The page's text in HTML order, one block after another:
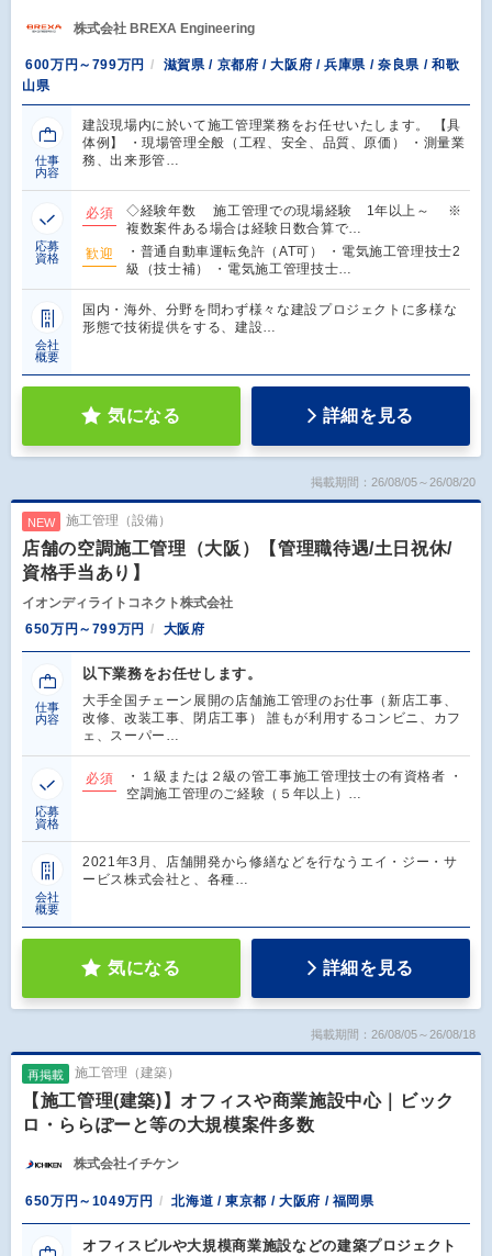
株式会社 BREXA Engineering
600万円～799万円
滋賀県 / 京都府 / 大阪府 / 兵庫県 / 奈良県 / 和歌
山県
仕事
内容
建設現場内に於いて施工管理業務をお任せいたします。 【具
体例】 ・現場管理全般（工程、安全、品質、原価） ・測量業
務、出来形管…
応募
資格
必須
◇経験年数 施工管理での現場経験 1年以上～ ※
複数案件ある場合は経験日数合算で…
歓迎
・普通自動車運転免許（AT可） ・電気施工管理技士2
級（技士補） ・電気施工管理技士…
会社
概要
国内・海外、分野を問わず様々な建設プロジェクトに多様な
形態で技術提供をする、建設…
気になる 詳細を見る
掲載期間：26/08/05～26/08/20
NEW 施工管理（設備）
店舗の空調施工管理（大阪）【管理職待遇/土日祝休/
資格手当あり】
イオンディライトコネクト株式会社
650万円～799万円
大阪府
仕事
内容
以下業務をお任せします。
大手全国チェーン展開の店舗施工管理のお仕事（新店工事、
改修、改装工事、閉店工事） 誰もが利用するコンビニ、カフ
ェ、スーパー…
応募
資格
必須
・１級または２級の管工事施工管理技士の有資格者 ・
空調施工管理のご経験（５年以上）…
会社
概要
2021年3月、店舗開発から修繕などを行なうエイ・ジー・サ
ービス株式会社と、各種…
気になる 詳細を見る
掲載期間：26/08/05～26/08/18
再掲載 施工管理（建築）
【施工管理(建築)】オフィスや商業施設中心｜ビック
ロ・ららぽーと等の大規模案件多数
株式会社イチケン
650万円～1049万円 北海道 / 東京都 / 大阪府 / 福岡県
オフィスビルや大規模商業施設などの建築プロジェクト